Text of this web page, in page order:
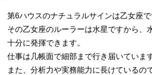
第6ハウスのナチュラルサインは乙女座で
その乙女座のルーラーは水星ですから、
十分に発揮できます。
仕事は几帳面で細部まで行き届いています
また、分析力や実務能力に長けているの